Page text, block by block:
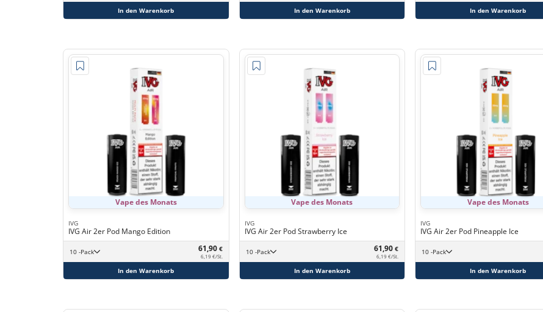
In den Warenkorb In den Warenkorb In den Warenkorb
Vape des Monats
IVG
IVG Air 2er Pod Mango Edition
10 -Pack 61,90 €
6,19 €/St.
In den Warenkorb
Vape des Monats
IVG
IVG Air 2er Pod Strawberry Ice
10 -Pack 61,90 €
6,19 €/St.
In den Warenkorb
Vape des Monats
IVG
IVG Air 2er Pod Pineapple Ice
10 -Pack
In den Warenkorb